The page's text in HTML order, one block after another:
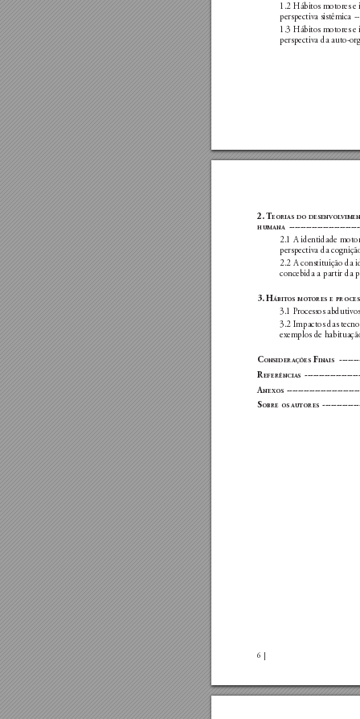
1.2 Hábitos motores e
perspectiva sistêmica
1.3 Hábitos motores e
perspectiva da auto-
6 |
2. teorIas do desenvol
humana
2.1 A identidade
perspectiva da
2.2 A constituição da
concebida a partir da
3. hábItos motores e
3.1 Processos
3.2 Impactos das
exemplos de
consIderações FInaIs
reFerêncIas
anexos
sobre os autores